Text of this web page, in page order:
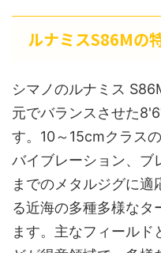
ルナミスS86Mの
シマノのルナミス
元でバランスさせた
す。10～15cmクラス
バイブレーション、
までのメタルジグに
る近海の多種多様なタ
ます。主なフィール